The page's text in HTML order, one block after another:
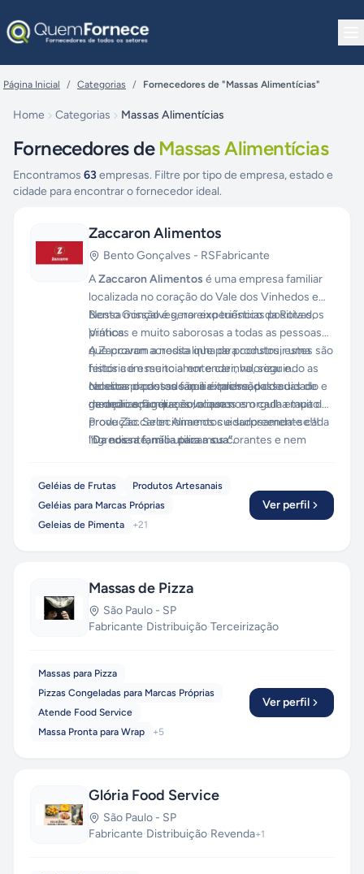
Página Inicial / Categorias / Fornecedores de "Massas Alimentícias"
Home Categorias Massas Alimentícias
Fornecedores de Massas Alimentícias
Encontramos 63 empresas. Filtre por tipo de empresa, estado e
cidade para encontrar o fornecedor ideal.
Zaccaron Alimentos
Bento Gonçalves - RSFabricante
AZaccaron Alimentos é uma empresa familiar
localizada no coração do Vale dos Vinhedos em
Bento Gonçalves, no eixo turístico da Rota dos
Vinhos.
Nossa missão é gerar experiências positivas,
práticas e muito saborosas a todas as pessoas
que provam a nossa linha de produtos, estes são
feitos com muito amor e carinho, seguindo as
receitas da nossa família italiana, passadas de
geração em geração, o que nos orgulha muito.
A Zaccaron acredita que para construir uma
história é essencial entender, valorizar e
celebrar o passado que é recheado de
memorias familiares valiosas.
Nossos produtos são a expressão do cuidado e
da dedicação que colocamos em cada etapa de
produção. Selecionamos cuidadosamente cada
ingrediente, não utilizamos corantes e nem
Prove Zaccaron Alimentos e surpreenda-se!!!
“Da nossa família para a sua”.
Geléias de Frutas
Produtos Artesanais
Geléias para Marcas Próprias
Geleias de Pimenta
+21
Ver perfil
Massas de Pizza
São Paulo - SP
Fabricante·Distribuição·Terceirização
Massas para Pizza
Pizzas Congeladas para Marcas Próprias
Atende Food Service
Massa Pronta para Wrap
+5
Ver perfil
Glória Food Service
São Paulo - SP
Fabricante·Distribuição·Revenda+1